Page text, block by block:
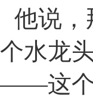
他说，
个水龙
——这